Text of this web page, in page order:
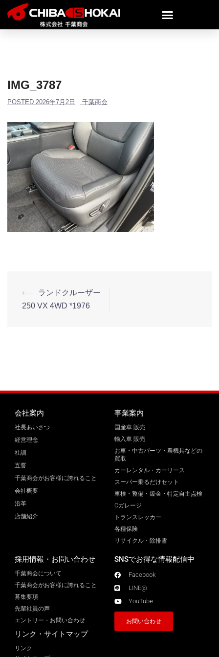
IMG_3787
POSTED 2026年7月2日 千葉商会
⟵
ランドクルーザー
250 VX 4WD *1976
会社案内
社長あいさつ
経営理念
社訓
五誓
千葉商会がお客様に誇れること
会社概要
沿革
店舗紹介
事業案内
国産車 販売
輸入車 販売
お車・中古パーツ・農機具などの
買取
カーレンタル・カーリース
スーパー乗るだけセット
車検・整備・鈑金・特定自主点検
Cガレージ
トランスレッカー
各種保険
リサイクル・除排雪
採用情報・お問い合わせ
千葉商会について
千葉商会がお客様に誇れること​
募集要項
先輩社員の声
エントリー・お問い合わせ
リンク・サイトマップ
リンク
SNSでお得な情報配信中
Facebook
LINE@
YouTube
お問い合わせ